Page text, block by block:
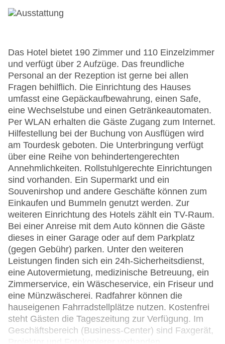
Das Hotel bietet 190 Zimmer und 110 Einzelzimmer
und verfügt über 2 Aufzüge. Das freundliche
Personal an der Rezeption ist gerne bei allen
Fragen behilflich. Die Einrichtung des Hauses
umfasst eine Gepäckaufbewahrung, einen Safe,
eine Wechselstube und einen Getränkeautomaten.
Per WLAN erhalten die Gäste Zugang zum Internet.
Hilfestellung bei der Buchung von Ausflügen wird
am Tourdesk geboten. Die Unterbringung verfügt
über eine Reihe von behindertengerechten
Annehmlichkeiten. Rollstuhlgerechte Einrichtungen
sind vorhanden. Ein Supermarkt und ein
Souvenirshop und andere Geschäfte können zum
Einkaufen und Bummeln genutzt werden. Zur
weiteren Einrichtung des Hotels zählt ein TV-Raum.
Bei einer Anreise mit dem Auto können die Gäste
dieses in einer Garage oder auf dem Parkplatz
(gegen Gebühr) parken. Unter den weiteren
Leistungen finden sich ein 24h-Sicherheitsdienst,
eine Autovermietung, medizinische Betreuung, ein
Zimmerservice, ein Wäscheservice, ein Friseur und
eine Münzwäscherei. Radfahrer können die
hauseigenen Fahrradstellplätze nutzen. Kostenfrei
steht Gästen die Tageszeitung zur Verfügung. Im
Geschäftsbereich (Business-Center) sind Faxgerät,